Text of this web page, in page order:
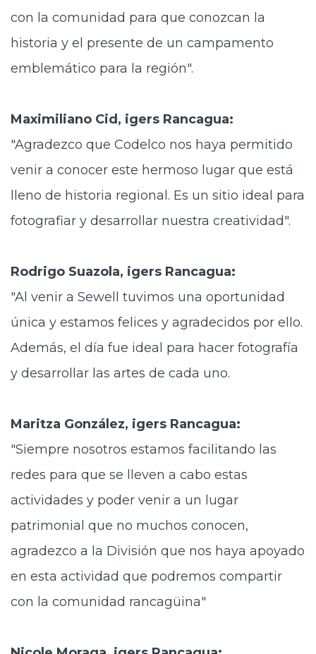
con la comunidad para que conozcan la
historia y el presente de un campamento
emblemático para la región".
Maximiliano Cid, igers Rancagua:
"Agradezco que Codelco nos haya permitido
venir a conocer este hermoso lugar que está
lleno de historia regional. Es un sitio ideal para
fotografiar y desarrollar nuestra creatividad".
Rodrigo Suazola, igers Rancagua:
"Al venir a Sewell tuvimos una oportunidad
única y estamos felices y agradecidos por ello.
Además, el día fue ideal para hacer fotografía
y desarrollar las artes de cada uno.
Maritza González, igers Rancagua:
"Siempre nosotros estamos facilitando las
redes para que se lleven a cabo estas
actividades y poder venir a un lugar
patrimonial que no muchos conocen,
agradezco a la División que nos haya apoyado
en esta actividad que podremos compartir
con la comunidad rancagüina"